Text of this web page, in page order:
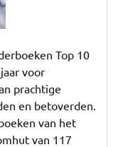
Top 10
voor
prachtige
en betoverden.
van het
van 117